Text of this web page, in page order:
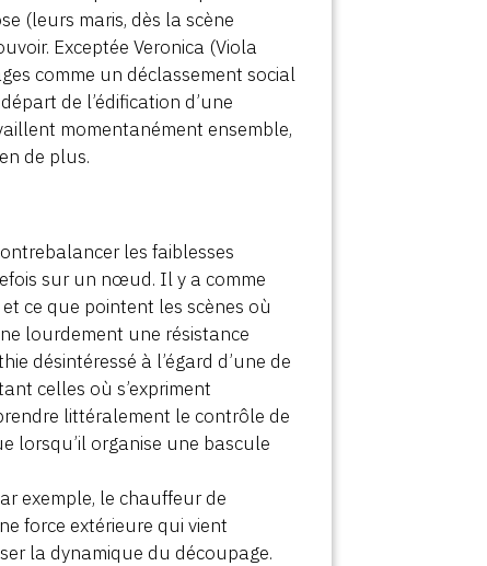
(leurs maris, dès la scène
Exceptée Veronica (Viola
comme un déclassement social
de l’édification d’une
momentanément ensemble,
de plus.
les faiblesses
sur un nœud. Il y a comme
ce que pointent les scènes où
lourdement une résistance
désintéressé à l’égard d’une de
celles où s’expriment
littéralement le contrôle de
lorsqu’il organise une bascule
exemple, le chauffeur de
force extérieure qui vient
la dynamique du découpage.